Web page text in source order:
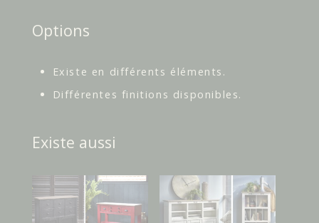
Options
Existe en différents éléments.
Différentes finitions disponibles.
Existe aussi